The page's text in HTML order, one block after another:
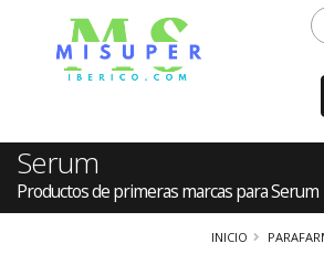
Serum
Productos de primeras marcas para Serum
INICIO